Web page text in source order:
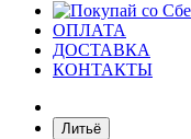
ОПЛАТА
ДОСТАВКА
КОНТАКТЫ
Литьё